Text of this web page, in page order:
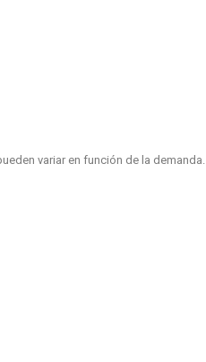
variar en función de la demanda.